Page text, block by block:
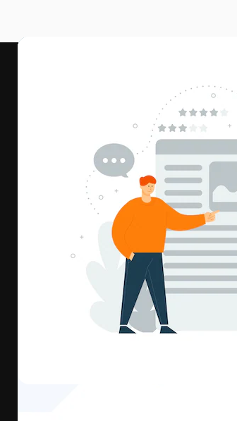
動画
最高のクリエイティブ制作を導くた
ットフォーム。クリエイター、企業
店、スタジオを含む100万人以上が
います。
日本語